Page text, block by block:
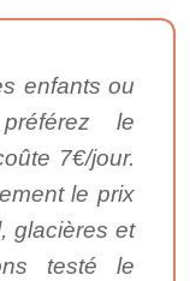
enfants ou
le
7€/jour.
le prix
glacières et
testé le